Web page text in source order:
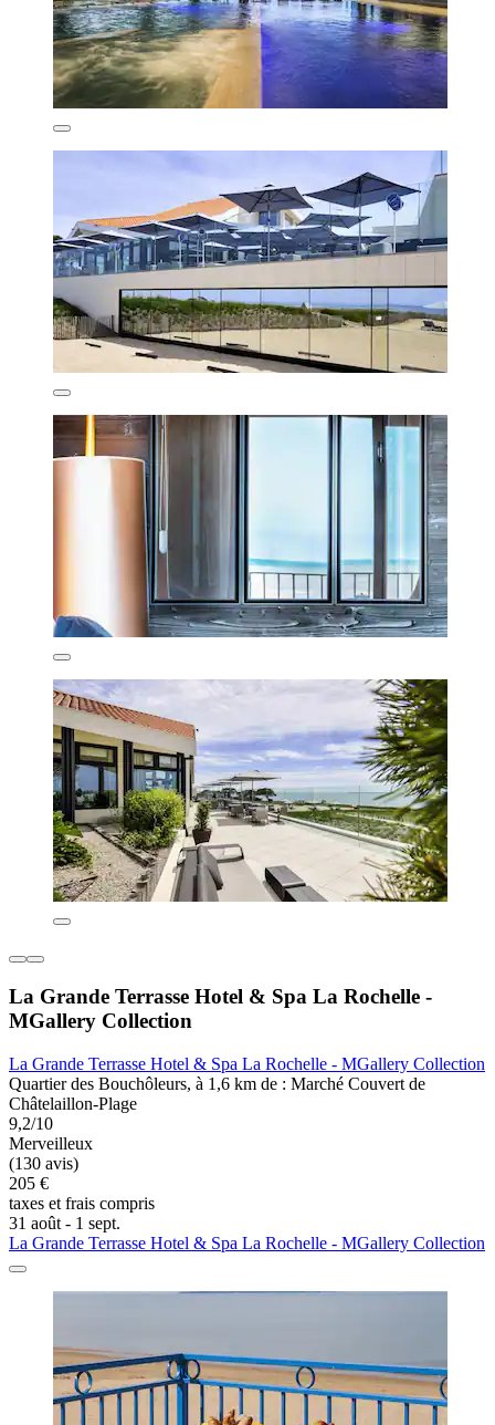
La Grande Terrasse Hotel & Spa La Rochelle -
MGallery Collection
La Grande Terrasse Hotel & Spa La Rochelle - MGallery Collection
Quartier des Bouchôleurs, à 1,6 km de : Marché Couvert de
Châtelaillon-Plage
9,2/10
Merveilleux
(130 avis)
205 €
taxes et frais compris
31 août - 1 sept.
La Grande Terrasse Hotel & Spa La Rochelle - MGallery Collection